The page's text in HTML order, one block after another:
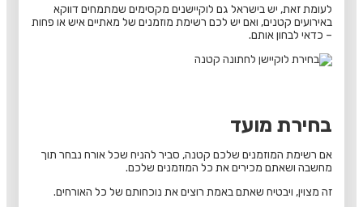
לעומת זאת, יש בישראל גם לוקיישנים מקסימים שמתמחים דווקא
באירועים קטנים, ואם יש לכם רשימת מוזמנים של מאתיים איש או פחות
– כדאי לבחון אותם.
בחירת מועד
אם רשימת המוזמנים שלכם קטנה, סביר להניח שכל אורח נבחר תוך
מחשבה ושאתם מכירים את כל המוזמנים שלכם.
זה מצוין, ויבטיח שאתם באמת רוצים את נוכחותם של כל האורחים.